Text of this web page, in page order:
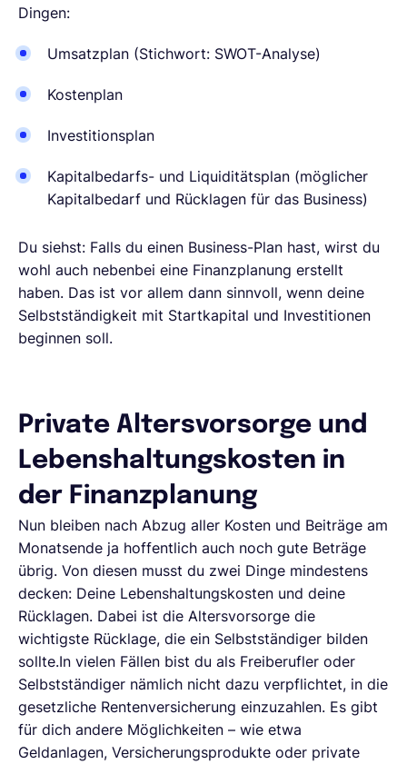
Dingen:
Umsatzplan (Stichwort: SWOT-Analyse)
Kostenplan
Investitionsplan
Kapitalbedarfs- und Liquiditätsplan (möglicher
Kapitalbedarf und Rücklagen für das Business)
Du siehst: Falls du einen Business-Plan hast, wirst du
wohl auch nebenbei eine Finanzplanung erstellt
haben. Das ist vor allem dann sinnvoll, wenn deine
Selbstständigkeit mit Startkapital und Investitionen
beginnen soll.
Private Altersvorsorge und
Lebenshaltungskosten in
der Finanzplanung
Nun bleiben nach Abzug aller Kosten und Beiträge am
Monatsende ja hoffentlich auch noch gute Beträge
übrig. Von diesen musst du zwei Dinge mindestens
decken: Deine Lebenshaltungskosten und deine
Rücklagen. Dabei ist die Altersvorsorge die
wichtigste Rücklage, die ein Selbstständiger bilden
sollte.In vielen Fällen bist du als Freiberufler oder
Selbstständiger nämlich nicht dazu verpflichtet, in die
gesetzliche Rentenversicherung einzuzahlen. Es gibt
für dich andere Möglichkeiten – wie etwa
Geldanlagen, Versicherungsprodukte oder private